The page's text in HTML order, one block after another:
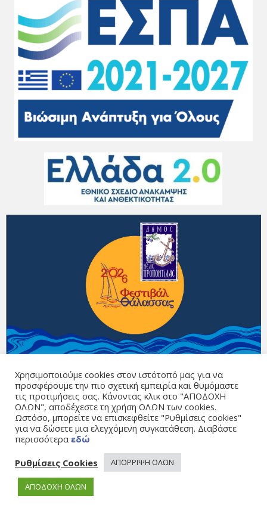
Χρησιμοποιούμε cookies στον ιστότοπό μας για να
προσφέρουμε την πιο σχετική εμπειρία και θυμόμαστε
τις προτιμήσεις σας. Κάνοντας κλικ στο "ΑΠΟΔΟΧΗ
ΟΛΩΝ", αποδέχεστε τη χρήση ΟΛΩΝ των cookies.
Ωστόσο, μπορείτε να επισκεφθείτε "Ρυθμίσεις cookies"
για να δώσετε μια ελεγχόμενη συγκατάθεση. Διαβάστε
περισσότερα εδώ
Ρυθμίσεις Cookies
ΑΠΟΡΡΙΨΗ ΟΛΩΝ
ΑΠΟΔΟΧΗ ΟΛΩΝ